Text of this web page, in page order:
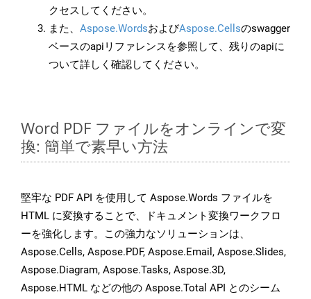
クセスしてください。
また、 Aspose.WordsおよびAspose.Cellsのswagger
ベースのapiリファレンスを参照して、残りのapiに
ついて詳しく確認してください。
Word PDF ファイルをオンラインで変
換: 簡単で素早い方法
堅牢な PDF API を使用して Aspose.Words ファイルを
HTML に変換することで、ドキュメント変換ワークフロ
ーを強化します。この強力なソリューションは、
Aspose.Cells, Aspose.PDF, Aspose.Email, Aspose.Slides,
Aspose.Diagram, Aspose.Tasks, Aspose.3D,
Aspose.HTML などの他の Aspose.Total API とのシーム